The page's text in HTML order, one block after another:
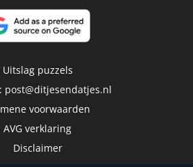
Uitslag puzzels
post@ditjesendatjes.nl
voorwaarden
AVG verklaring
Disclaimer